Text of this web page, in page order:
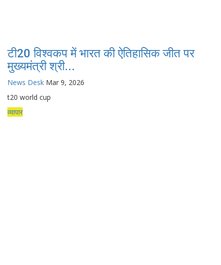
टी20 विश्वकप में भारत की ऐतिहासिक जीत पर
मुख्यमंत्री श्री...
News Desk Mar 9, 2026
t20 world cup
व्यापार